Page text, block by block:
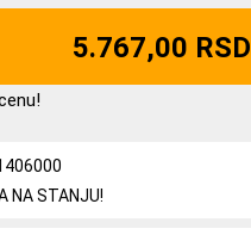
5.767,00 RSD
NA STANJU!